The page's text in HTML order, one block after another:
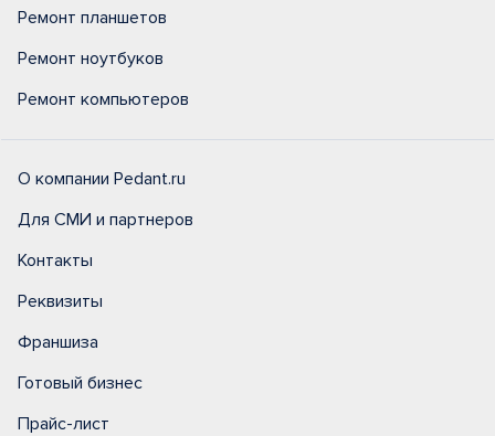
Ремонт планшетов
Ремонт ноутбуков
Ремонт компьютеров
О компании Pedant.ru
Для СМИ и партнеров
Контакты
Реквизиты
Франшиза
Готовый бизнес
Прайс-лист